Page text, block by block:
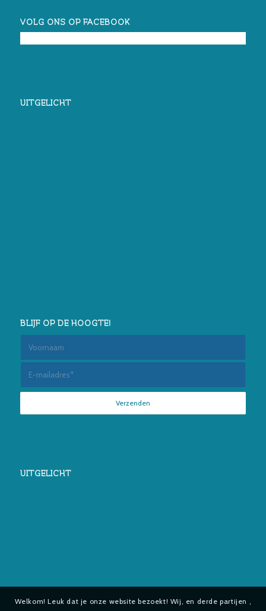
VOLG ONS OP FACEBOOK
UITGELICHT
BLIJF OP DE HOOGTE!
UITGELICHT
Welkom! Leuk dat je onze website bezoekt! Wij, en derde partijen ,